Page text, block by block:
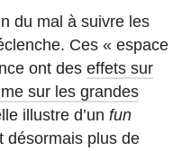
du mal à suivre les
Ces « espace
ont deseffets sur
sur les grandes
illustre d’unfun
désormais plus de